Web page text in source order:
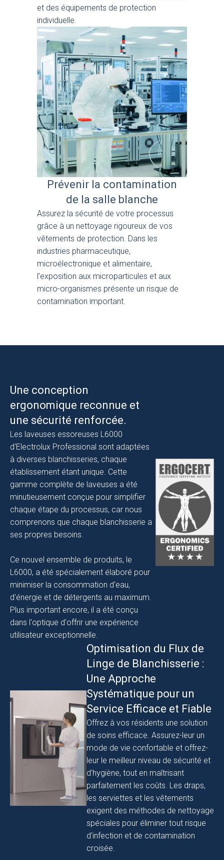
et des équipements de protection
individuelle.
Prévenir la contamination
de la salle blanche
Assurez la sécurité de votre processus
grâce à un nettoyage rigoureux de vos
vêtements de protection. Dans les
industries pharmaceutique,
microélectronique et alimentaire,
l’exposition aux microparticules et aux
micro-organismes présente un risque de
contamination important.
Une conception
ergonomique reconnue et
une sécurité renforcée.
Les laveuses essoreuses L6000
d'Electrolux Professional sont adaptées
à diverses blanchisseries, chaque
établissement étant unique. Cette
gamme complète de laveuses a été
minutieusement conçue pour simplifier
chaque étape du processus, car nous
comprenons que chaque blanchisserie a
ses propres besoins.
Ce nouvel ensemble de produits, le
L6000, a été spécialement élaboré pour
minimiser la consommation d'eau,
d'énergie et de détergents au maximum.
Plus important encore, il a été conçu
dans l'optique d'offrir une expérience
utilisateur exceptionnelle.
Optimisation du Flux de
Linge de Blanchisserie :
Une Approche
Systématique pour un
Service Efficace et Fiable
Offrez à vos résidents une solution
de soins efficace. Assurez-leur un
mode de vie confortable et offrez-
leur le meilleur niveau de sécurité et
d'hygiène, tout en maîtrisant
parfaitement les coûts. Les draps,
les serviettes et les vêtements
exigent des méthodes de nettoyage
spéciales pour éliminer tout risque
d'infection et de contamination
croisée.